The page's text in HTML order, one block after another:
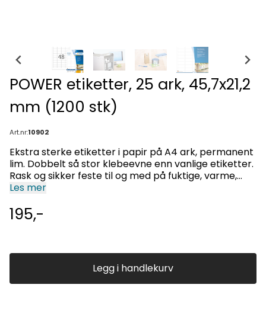
POWER etiketter, 25 ark, 45,7x21,2
mm (1200 stk)
Art.nr:10902
Ekstra sterke etiketter i papir på A4 ark, permanent
lim. Dobbelt så stor klebeevne enn vanlige etiketter.
Rask og sikker feste til og med på fuktige, varme,
kalde, rue, støvete og runde flater. Ideelt for merking
varseletikett og etiketter som skal vikles rundt
objekter, test badges og forseglingsetiketter.
fargelaserskrivere og fargekopieringsmaskiner (ILC).
Papir av høy kvalitet. Ingen papirstopp. Miljøvennlig:
Klorfritt, PEFC sertifisert, CO2-nøytral,
Les mer
195,-
Legg i handlekurv